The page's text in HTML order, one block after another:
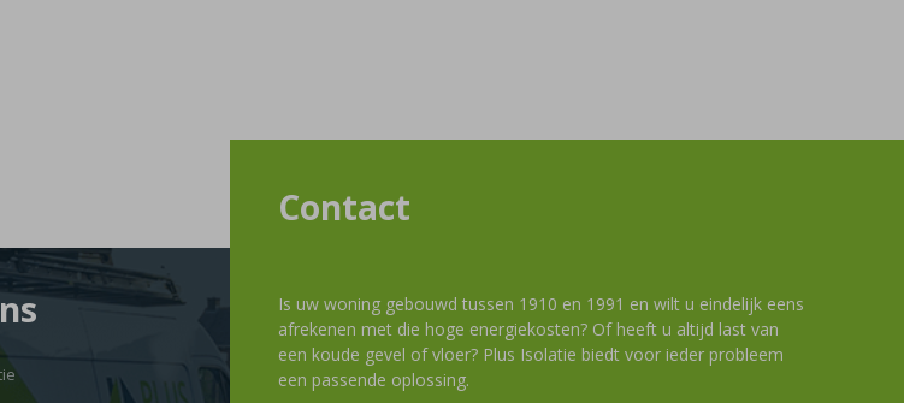
Contact
Is uw woning gebouwd tussen 1910 en 1991 en wilt u eindelijk eens
afrekenen met die hoge energiekosten? Of heeft u altijd last van
een koude gevel of vloer? Plus Isolatie biedt voor ieder probleem
een passende oplossing.